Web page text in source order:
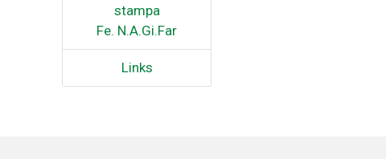
stampa
Fe. N.A.Gi.Far
Links